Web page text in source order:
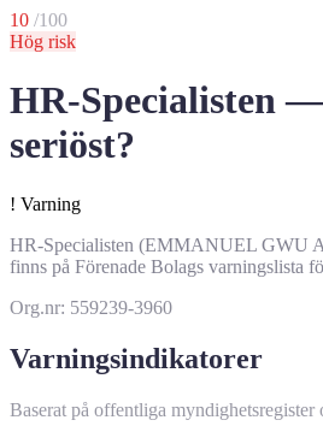
10 /100
Hög risk
HR-Specialisten
seriöst?
! Varning
HR-Specialisten (EMMANUEL GWU
finns på Förenade Bolags varningslista
Org.nr: 559239-3960
Varningsindikatorer
Baserat på offentliga myndighetsregister